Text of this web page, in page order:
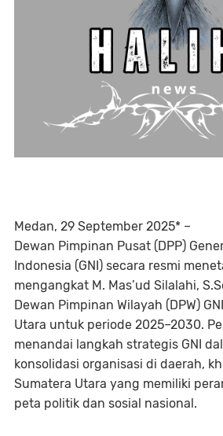
Medan, 29 September 2025* –
Dewan Pimpinan Pusat (DPP)
Indonesia (GNI) secara resmi
mengangkat M. Mas’ud Silalahi,
Dewan Pimpinan Wilayah (DPW)
Utara untuk periode 2025–2030.
menandai langkah strategis GNI
konsolidasi organisasi di daerah,
Sumatera Utara yang memiliki
peta politik dan sosial nasional.